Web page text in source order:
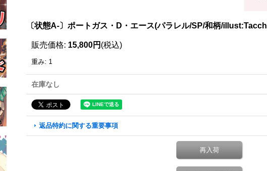
〔状態A-〕ポートガス・D・エース(パラレル/SP/和柄/
販売価格: 15,800円 (税込)
重み: 1
在庫なし
返品特約に関する重要事項
再入荷